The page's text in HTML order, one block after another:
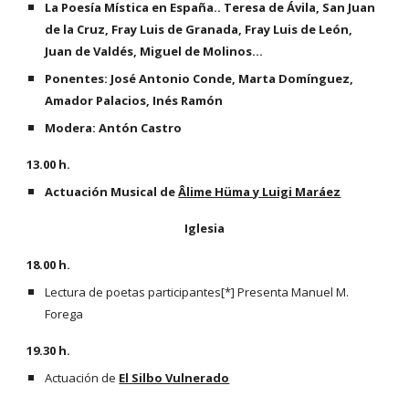
La Poesía Mística en España.. Teresa de Ávila, San Juan
de la Cruz, Fray Luis de Granada, Fray Luis de León,
Juan de Valdés, Miguel de Molinos…
Ponentes: José Antonio Conde, Marta Domínguez,
Amador Palacios, Inés Ramón
Modera: Antón Castro
13.00 h.
Actuación Musical deÂlime Hüma y Luigi Maráez
Iglesia
18.00 h.
Lectura de poetas participantes[*] Presenta Manuel M.
Forega
19.30 h.
Actuación de El Silbo Vulnerado